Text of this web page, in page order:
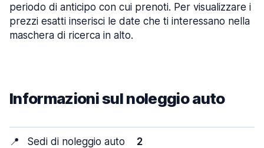
periodo di anticipo con cui prenoti. Per visualizzare i
prezzi esatti inserisci le date che ti interessano nella
maschera di ricerca in alto.
Informazioni sul noleggio auto
📍 Sedi di noleggio auto 2